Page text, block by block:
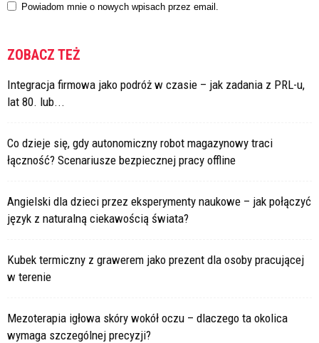
Powiadom mnie o nowych wpisach przez email.
ZOBACZ TEŻ
Integracja firmowa jako podróż w czasie – jak zadania z PRL-u,
lat 80. lub...
Co dzieje się, gdy autonomiczny robot magazynowy traci
łączność? Scenariusze bezpiecznej pracy offline
Angielski dla dzieci przez eksperymenty naukowe – jak połączyć
język z naturalną ciekawością świata?
Kubek termiczny z grawerem jako prezent dla osoby pracującej
w terenie
Mezoterapia igłowa skóry wokół oczu – dlaczego ta okolica
wymaga szczególnej precyzji?